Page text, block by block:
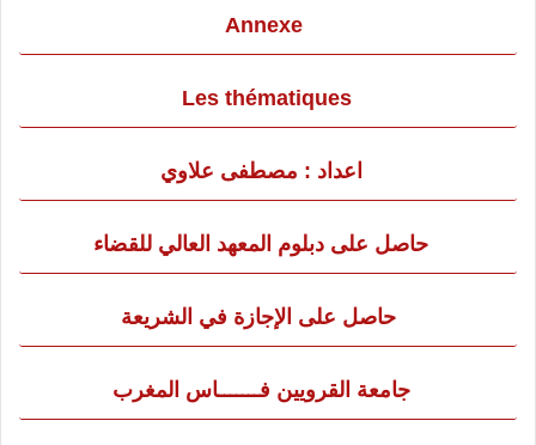
Annexe
Les thématiques
اعداد : مصطفى علاوي
حاصل على دبلوم المعهد العالي للقضاء
حاصل على الإجازة في الشريعة
جامعة القرويين فـــــــاس المغرب